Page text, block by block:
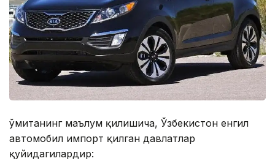
Қўмитанинг маълум қилишича, Ўзбекистон енгил
автомобил импорт қилган давлатлар
қуйидагилардир: